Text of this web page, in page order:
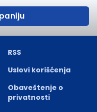
RSS
Uslovi korišćenja
Obaveštenje o
privatnosti